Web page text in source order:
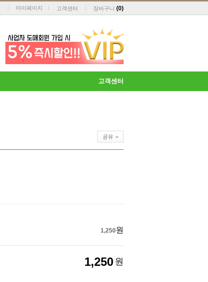
마이페이지 고객센터 장바구니 (0)
고객센터
공유
1,250원
1,250 원